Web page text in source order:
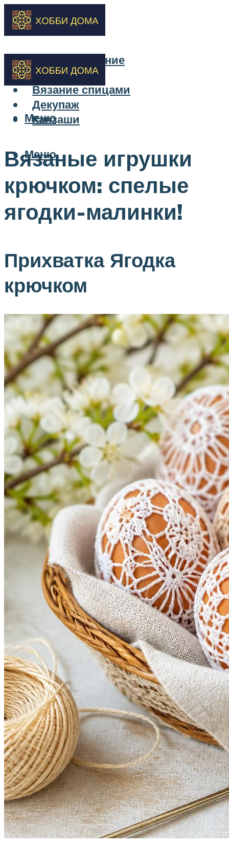
Бисероплетение
Вышивка
Вязание спицами
Декупаж
Канзаши
Меню
Меню
Вязаные игрушки
крючком: спелые
ягодки-малинки!
Прихватка Ягодка
крючком